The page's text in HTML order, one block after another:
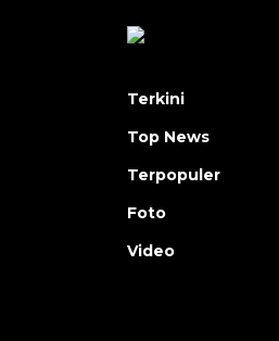
Terkini
Top News
Terpopuler
Foto
Video